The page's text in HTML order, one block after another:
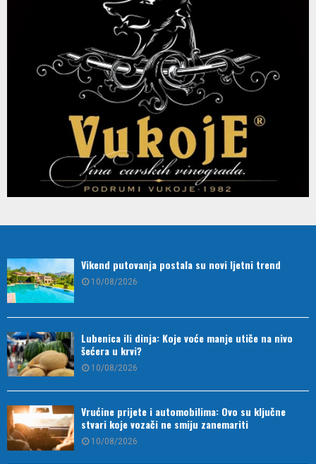
Vikend putovanja postala su novi ljetni trend
10/08/2026
Lubenica ili dinja: Koje voće manje utiče na nivo
šećera u krvi?
10/08/2026
Vrućine prijete i automobilima: Ovo su ključne
stvari koje vozači ne smiju zanemariti
10/08/2026